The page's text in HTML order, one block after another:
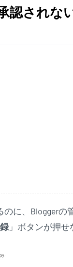
認されな
に、Bloggerの
」ボタンが押